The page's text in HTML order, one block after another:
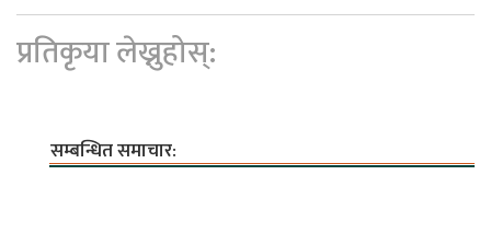
प्रतिकृया लेख्नुहोस्:
सम्बन्धित समाचार: